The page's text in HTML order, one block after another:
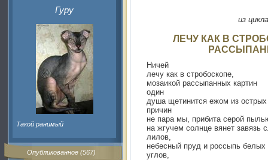
Гуру
Такой ранимый
Опубликованное (567)
из
ЛЕЧУ КАК В
Ничей
лечу как в стробоскопе,
мозаикой рассыпанных картин
один
душа щетинится ежом из острых
причин
не пара мы, прибита серой
на жгучем солнце вянет завязь
лилов,
небесный пруд и россыпь белых
углов,